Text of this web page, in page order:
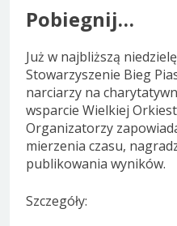
Pobiegnij…
Już w najbliższą
Stowarzyszenie Bieg
narciarzy na
wsparcie Wielkiej
Organizatorzy
mierzenia czasu,
publikowania wyników.
Szczegóły: